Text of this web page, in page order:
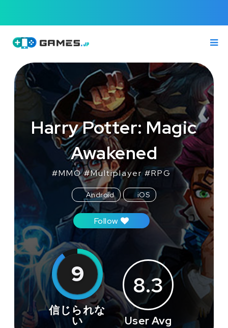
Harry Potter: Magic
Awakened
#MMO#Multiplayer#RPG
Android iOS
Follow
9
信じられな
い
8.3
User Avg